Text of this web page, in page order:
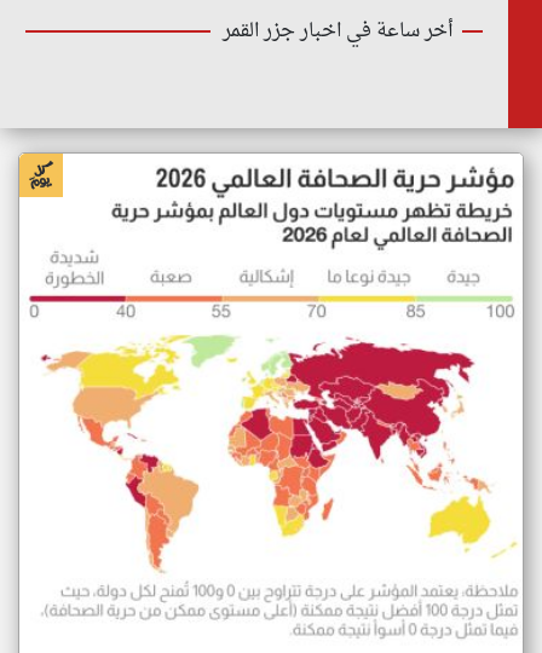
أخر ساعة في اخبار جزر القمر